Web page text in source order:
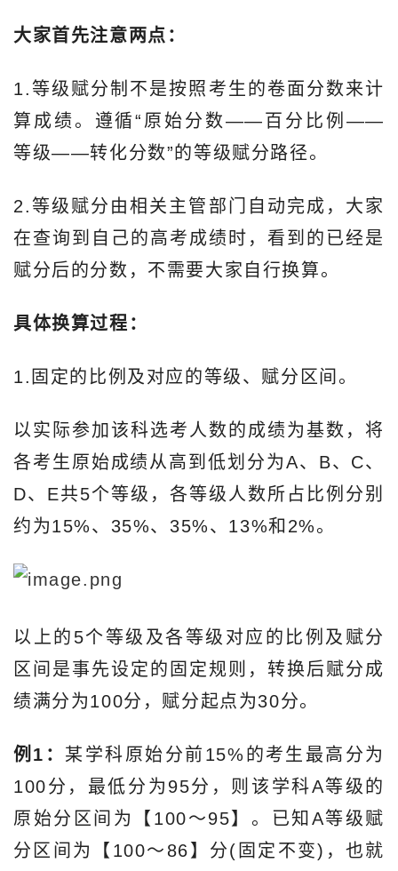
大家首先注意两点：
1.等级赋分制不是按照考生的卷面分数来计
算成绩。遵循“原始分数——百分比例——
等级——转化分数”的等级赋分路径。
2.等级赋分由相关主管部门自动完成，大家
在查询到自己的高考成绩时，看到的已经是
赋分后的分数，不需要大家自行换算。
具体换算过程：
1.固定的比例及对应的等级、赋分区间。
以实际参加该科选考人数的成绩为基数，将
各考生原始成绩从高到低划分为A、B、C、
D、E共5个等级，各等级人数所占比例分别
约为15%、35%、35%、13%和2%。
以上的5个等级及各等级对应的比例及赋分
区间是事先设定的固定规则，转换后赋分成
绩满分为100分，赋分起点为30分。
例1： 某学科原始分前15%的考生最高分为
100分，最低分为95分，则该学科A等级的
原始分区间为【100～95】。已知A等级赋
分区间为【100～86】分(固定不变)，也就